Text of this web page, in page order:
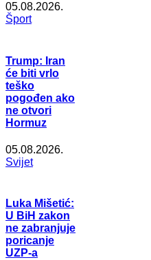
05.08.2026.
Šport
Trump: Iran
će biti vrlo
teško
pogođen ako
ne otvori
Hormuz
05.08.2026.
Svijet
Luka Mišetić:
U BiH zakon
ne zabranjuje
poricanje
UZP-a